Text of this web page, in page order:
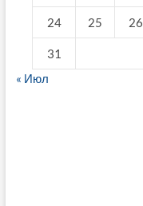
24 25 26
31
« Июл